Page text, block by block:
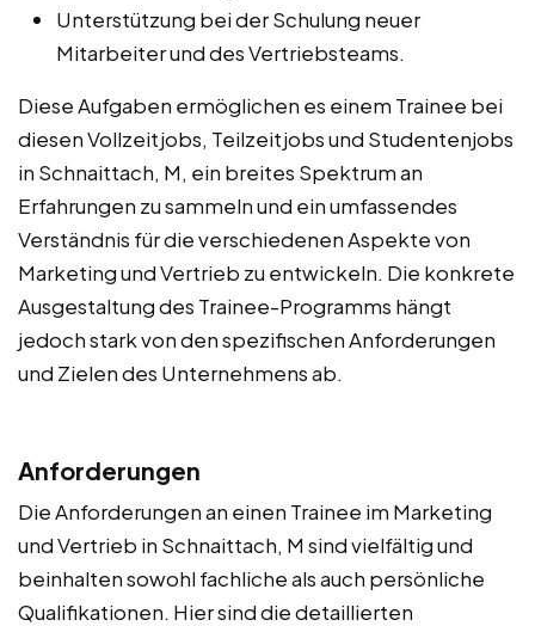
Unterstützung bei der Schulung neuer
Mitarbeiter und des Vertriebsteams.
Diese Aufgaben ermöglichen es einem Trainee bei
diesen Vollzeitjobs, Teilzeitjobs und Studentenjobs
in Schnaittach, M, ein breites Spektrum an
Erfahrungen zu sammeln und ein umfassendes
Verständnis für die verschiedenen Aspekte von
Marketing und Vertrieb zu entwickeln. Die konkrete
Ausgestaltung des Trainee-Programms hängt
jedoch stark von den spezifischen Anforderungen
und Zielen des Unternehmens ab.
Anforderungen
Die Anforderungen an einen Trainee im Marketing
und Vertrieb in Schnaittach, M sind vielfältig und
beinhalten sowohl fachliche als auch persönliche
Qualifikationen. Hier sind die detaillierten